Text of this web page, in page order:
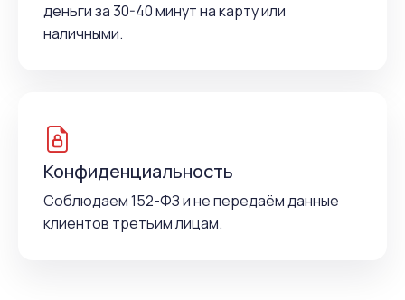
деньги за 30-40 минут на карту или
наличными.
Конфиденциальность
Соблюдаем 152-ФЗ и не передаём данные
клиентов третьим лицам.